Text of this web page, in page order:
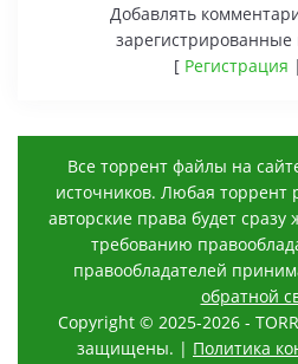
Добавлять
зарегистрированные
[ Регистрация |
Все торрент файлы на
источников. Любая
авторские права будет
требованию
правообладателей
обратной
Copyright © 2025-2026 -
защищены. | Политика